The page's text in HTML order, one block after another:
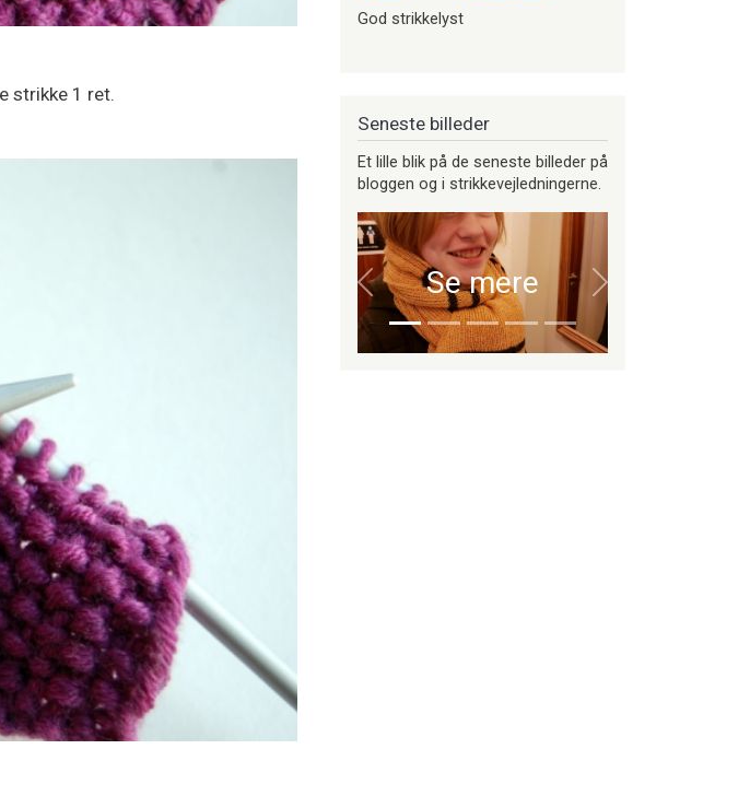
strikke 1 ret.
God strikkelyst
Seneste billeder
Et lille blik på de seneste billeder på
bloggen og i strikkevejledningerne.
Se mere
Forrige Næste